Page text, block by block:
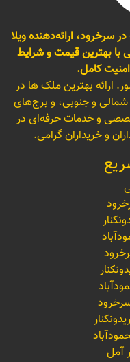
سرخرود، ارائه‌دهنده ویلا
با بهترین قیمت و شرایط
کامل.
بهترین ملک ها در
شمالی و جنوبی، و برج‌های
و خدمات حرفه‌ای در
و خریداران گرامی.
آمل